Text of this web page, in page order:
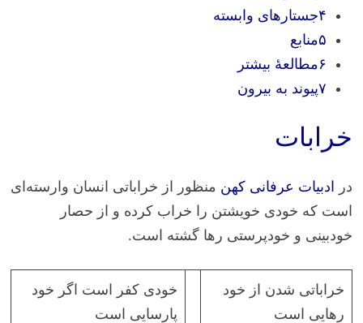
۴جستارهای وابسته
۵منابع
۶مطالعهٔ بیشتر
۷پیوند به بیرون
خرابات
در ادبیات عرفانی کهن منظور از خراباتی انسان وارسته‌ای
است که خودی خویشتن را خراب کرده و از حصار
خودبینی و خودپرستی رها گشته است.
خراباتی شدن از خود
رهایی است
خودی کفر است اگر خود
پارسایی است